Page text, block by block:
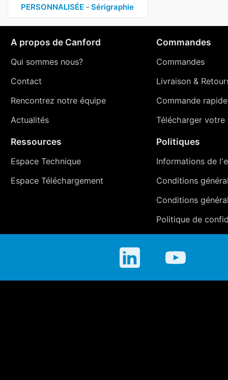
PERSONNALISÉE ‑ Sérigraphie
A propos de Canford
Qui sommes nous?
Contact
Rencontrez notre équipe
Actualités
Commandes
Commandes
Livraison&
Commande rapide
Télécharger votre
Ressources
Espace Technique
Espace Téléchargement
Politiques
Informations de
Conditions
Conditions
Politique de